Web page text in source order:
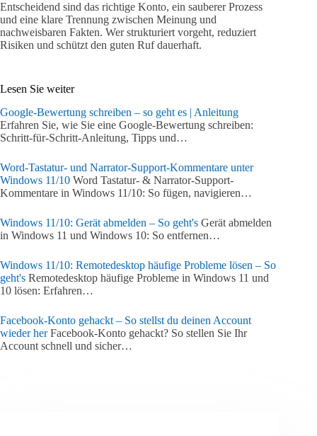
Entscheidend sind das richtige Konto, ein sauberer Prozess
und eine klare Trennung zwischen Meinung und
nachweisbaren Fakten. Wer strukturiert vorgeht, reduziert
Risiken und schützt den guten Ruf dauerhaft.
Lesen Sie weiter
Google-Bewertung schreiben – so geht es | Anleitung
Erfahren Sie, wie Sie eine Google-Bewertung schreiben:
Schritt-für-Schritt-Anleitung, Tipps und…
Word-Tastatur- und Narrator-Support-Kommentare unter
Windows 11/10 Word Tastatur- & Narrator-Support-
Kommentare in Windows 11/10: So fügen, navigieren…
Windows 11/10: Gerät abmelden – So geht's Gerät abmelden
in Windows 11 und Windows 10: So entfernen…
Windows 11/10: Remotedesktop häufige Probleme lösen – So
geht's Remotedesktop häufige Probleme in Windows 11 und
10 lösen: Erfahren…
Facebook-Konto gehackt – So stellst du deinen Account
wieder herFacebook-Konto gehackt? So stellen Sie Ihr
Account schnell und sicher…